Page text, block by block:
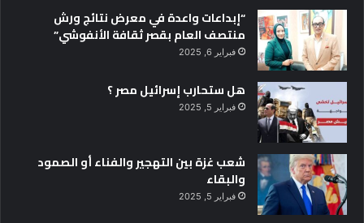
“إبداعات واعدة في معرض نتائج ورش
منتصف العام بقصر ثقافة الأنفوشي”
فبراير 6, 2025
هل ستحارب إسرائيل مصر ؟
فبراير 5, 2025
شعب غزة بين التهجير والفناء أو الصمود
والبقاء
فبراير 5, 2025